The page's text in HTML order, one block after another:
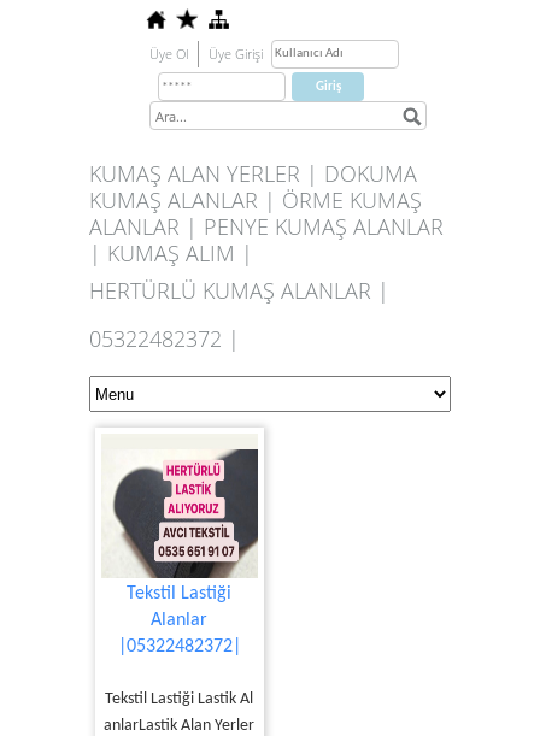
Üye Ol Üye Girişi
KUMAŞ ALAN YERLER | DOKUMA
KUMAŞ ALANLAR | ÖRME KUMAŞ
ALANLAR | PENYE KUMAŞ ALANLAR
| KUMAŞ ALIM |
HERTÜRLÜ KUMAŞ ALANLAR |
05322482372 |
Tekstil Lastiği
Alanlar
|05322482372|
Tekstil Lastiği Lastik Al
anlarLastik Alan Yerler